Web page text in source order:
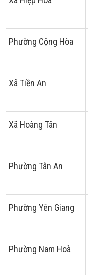
Phường Cộng Hòa
Xã Tiền An
Xã Hoàng Tân
Phường Tân An
Phường Yên Giang
Phường Nam Hoà